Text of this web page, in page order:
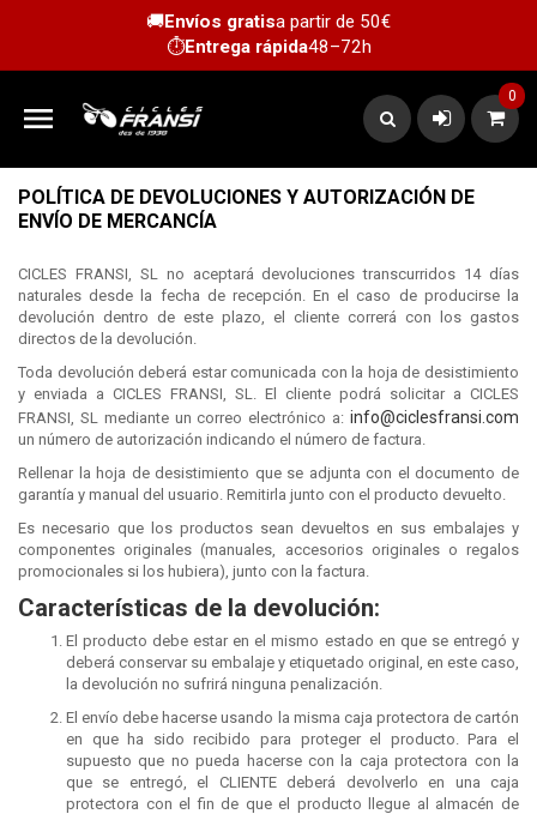
🚚Envíos gratisa partir de 50€
⏱️Entrega rápida48–72h

0
POLÍTICA DE DEVOLUCIONES Y AUTORIZACIÓN DE
ENVÍO DE MERCANCÍA
CICLES FRANSI, SL no aceptará devoluciones transcurridos 14 días
naturales desde la fecha de recepción. En el caso de producirse la
devolución dentro de este plazo, el cliente correrá con los gastos
directos de la devolución.
Toda devolución deberá estar comunicada con la hoja de desistimiento
y enviada a CICLES FRANSI, SL. El cliente podrá solicitar a CICLES
FRANSI, SL mediante un correo electrónico a: info@ciclesfransi.com
un número de autorización indicando el número de factura.
Rellenar la hoja de desistimiento que se adjunta con el documento de
garantía y manual del usuario. Remitirla junto con el producto devuelto.
Es necesario que los productos sean devueltos en sus embalajes y
componentes originales (manuales, accesorios originales o regalos
promocionales si los hubiera), junto con la factura.
Características de la devolución:
El producto debe estar en el mismo estado en que se entregó y
deberá conservar su embalaje y etiquetado original, en este caso,
la devolución no sufrirá ninguna penalización.
El envío debe hacerse usando la misma caja protectora de cartón
en que ha sido recibido para proteger el producto. Para el
supuesto que no pueda hacerse con la caja protectora con la
que se entregó, el CLIENTE deberá devolverlo en una caja
protectora con el fin de que el producto llegue al almacén de